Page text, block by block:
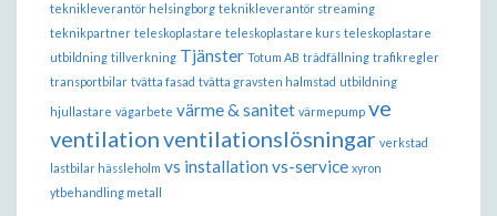
teknikleverantör helsingborg teknikleverantör streaming
teknikpartner teleskoplastare teleskoplastare kurs teleskoplastare
utbildning tillverkning Tjänster Totum AB trädfällning trafikregler
transportbilar tvätta fasad tvätta gravsten halmstad utbildning
hjullastare vägarbete värme & sanitet värmepump ve
ventilationventilationslösningar verkstad
lastbilar hässleholm vs installation vs-service xyron
ytbehandling metall